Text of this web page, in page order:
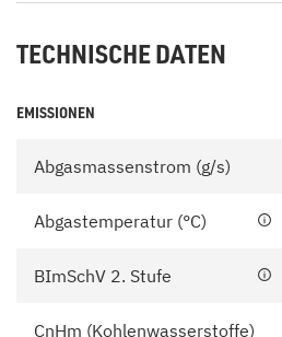
TECHNISCHE DATEN
EMISSIONEN
Abgasmassenstrom (g/s)
Abgastemperatur (°C)
BImSchV 2. Stufe
CnHm (Kohlenwasserstoffe)